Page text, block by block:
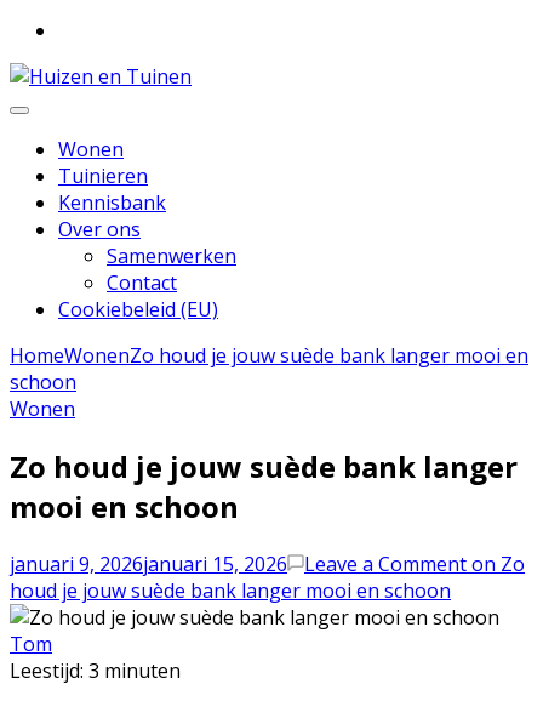
Huizen en Tuinen
Inspiratie voor wonen en tuinieren
Wonen
Tuinieren
Kennisbank
Over ons
Samenwerken
Contact
Cookiebeleid (EU)
HomeWonenZo houd je jouw suède bank langer mooi en
schoon
Wonen
Zo houd je jouw suède bank langer
mooi en schoon
januari 9, 2026januari 15, 2026 Leave a Commenton Zo
houd je jouw suède bank langer mooi en schoon
Tom
Leestijd: 3 minuten